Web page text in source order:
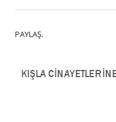
PAYLAŞ.